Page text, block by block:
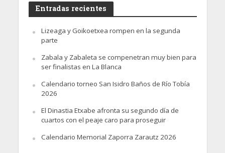
Entradas recientes
Lizeaga y Goikoetxea rompen en la segunda
parte
Zabala y Zabaleta se compenetran muy bien para
ser finalistas en La Blanca
Calendario torneo San Isidro Baños de Río Tobía
2026
El Dinastia Etxabe afronta su segundo día de
cuartos con el peaje caro para proseguir
Calendario Memorial Zaporra Zarautz 2026